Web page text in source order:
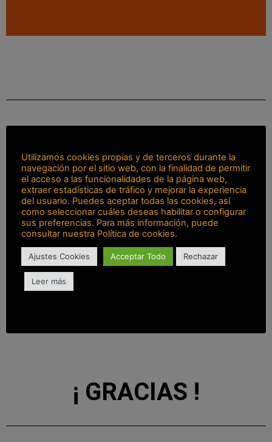
Años
17
Clientes
13.000
Estamos presentes en toda
¡ GRACIAS !
Utilizamos cookies propias y de terceros durante la
navegación por el sitio web, con la finalidad de permitir
el acceso a las funcionalidades de la página web,
extraer estadísticas de tráfico y mejorar la experiencia
del usuario. Puedes aceptar todas las cookies, así
como seleccionar cuáles deseas habilitar o configurar
sus preferencias. Para más información, puede
consultar nuestra Política de cookies.
Ajustes Cookies Acceptar Todo Rechazar
Leer más